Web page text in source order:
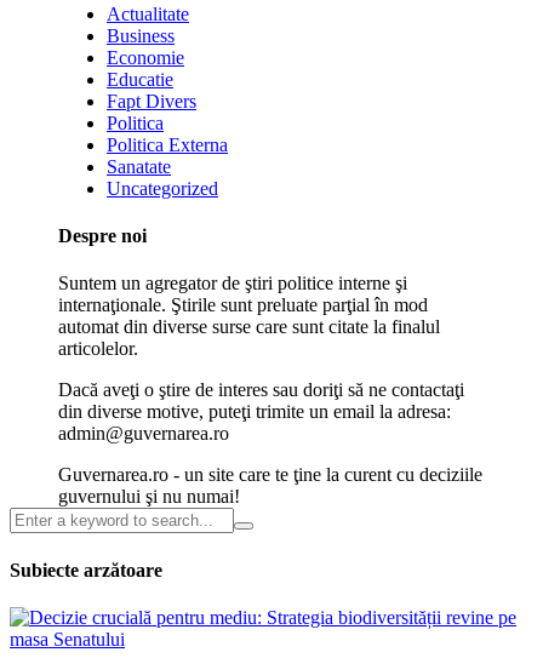
Actualitate
Business
Economie
Educatie
Fapt Divers
Politica
Politica Externa
Sanatate
Uncategorized
Despre noi
Suntem un agregator de ştiri politice interne şi
internaţionale. Ştirile sunt preluate parţial în mod
automat din diverse surse care sunt citate la finalul
articolelor.
Dacă aveţi o ştire de interes sau doriţi să ne contactaţi
din diverse motive, puteţi trimite un email la adresa:
admin@guvernarea.ro
Guvernarea.ro - un site care te ţine la curent cu deciziile
guvernului şi nu numai!
Subiecte arzătoare